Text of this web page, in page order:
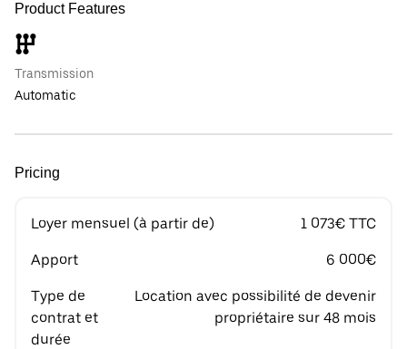
Product Features
Transmission
Automatic
Pricing
Loyer mensuel (à partir de) 1 073€ TTC
Apport 6 000€
Type de
contrat et
durée
Location avec possibilité de devenir
propriétaire sur 48 mois